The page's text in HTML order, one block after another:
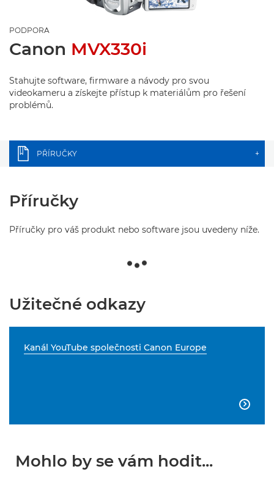
PODPORA
Canon MVX330i
Stahujte software, firmware a návody pro svou
videokameru a získejte přístup k materiálům pro řešení
problémů.
PŘÍRUČKY +
Příručky
Příručky pro váš produkt nebo software jsou uvedeny níže.
Užitečné odkazy
Kanál YouTube společnosti Canon Europe

Mohlo by se vám hodit...